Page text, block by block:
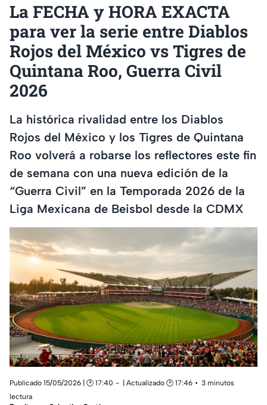
La FECHA y HORA EXACTA
para ver la serie entre Diablos
Rojos del México vs Tigres de
Quintana Roo, Guerra Civil
2026
La histórica rivalidad entre los Diablos
Rojos del México y los Tigres de Quintana
Roo volverá a robarse los reflectores este fin
de semana con una nueva edición de la
“Guerra Civil” en la Temporada 2026 de la
Liga Mexicana de Beisbol desde la CDMX
Publicado 15/05/2026 | 🕑 17:40 | Actualizado 🕑 17:46
3 minutos
lectura